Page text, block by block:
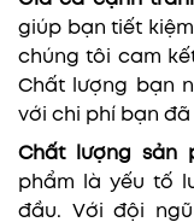
giúp bạn tiết
chúng tôi cam
Chất lượng bạn
với chi phí bạn đã
Chất lượng sản
phẩm là yếu tố
đầu. Với đội